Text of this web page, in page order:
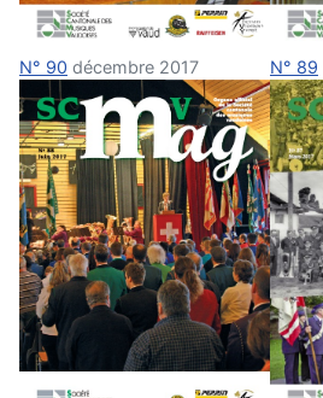
N° 90 décembre 2017 N° 89